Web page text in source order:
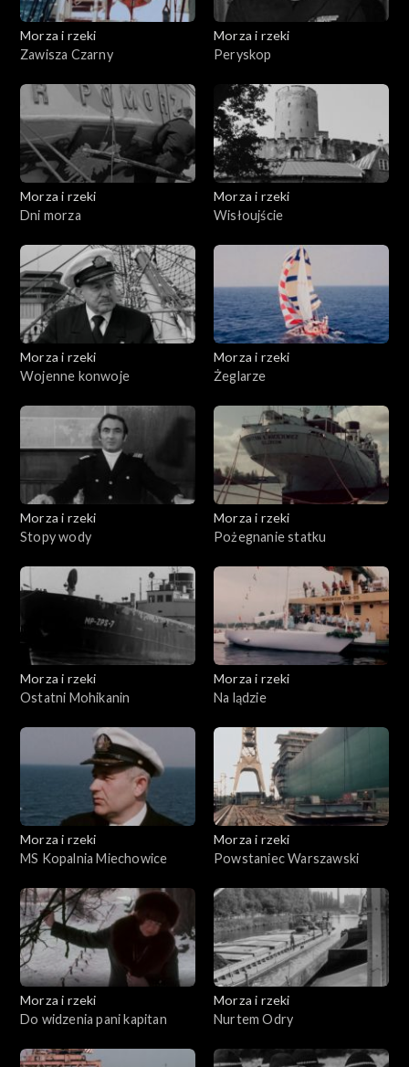
Morza i rzeki
Zawisza Czarny
Morza i rzeki
Peryskop
Morza i rzeki
Dni morza
Morza i rzeki
Wisłoujście
Morza i rzeki
Wojenne konwoje
Morza i rzeki
Żeglarze
Morza i rzeki
Stopy wody
Morza i rzeki
Pożegnanie statku
Morza i rzeki
Ostatni Mohikanin
Morza i rzeki
Na lądzie
Morza i rzeki
MS Kopalnia Miechowice
Morza i rzeki
Powstaniec Warszawski
Morza i rzeki
Do widzenia pani kapitan
Morza i rzeki
Nurtem Odry